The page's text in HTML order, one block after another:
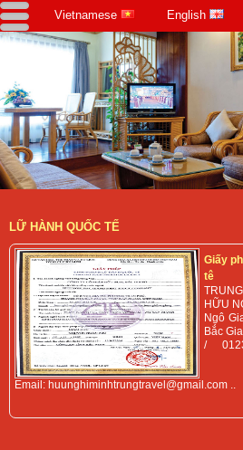
Vietnamese English
LỮ HÀNH QUỐC TẾ
Giấy
tê
HỮU
Ngô
Bắc
/
Email: huunghiminhtrungtravel@gmail.com ..